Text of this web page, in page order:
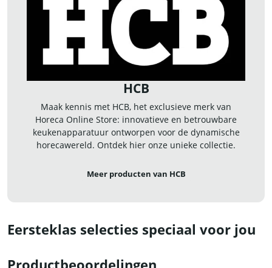
HCB
Maak kennis met HCB, het exclusieve merk van
Horeca Online Store: innovatieve en betrouwbare
keukenapparatuur ontworpen voor de dynamische
horecawereld. Ontdek hier onze unieke collectie.
Meer producten van HCB
Eersteklas selecties speciaal voor jou